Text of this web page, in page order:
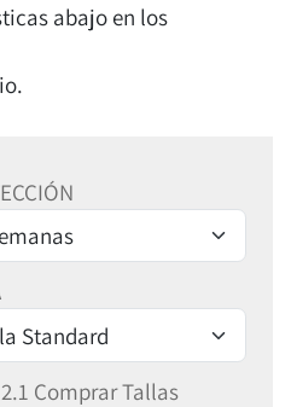
abajo en los
Comprar Tallas